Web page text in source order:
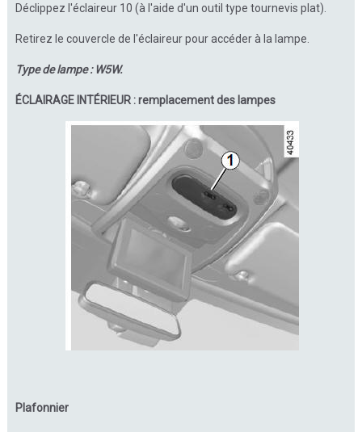
Déclippez l'éclaireur 10 (à l'aide d'un outil type tournevis plat).
Retirez le couvercle de l'éclaireur pour accéder à la lampe.
Type de lampe : W5W.
ÉCLAIRAGE INTÉRIEUR : remplacement des lampes
Plafonnier